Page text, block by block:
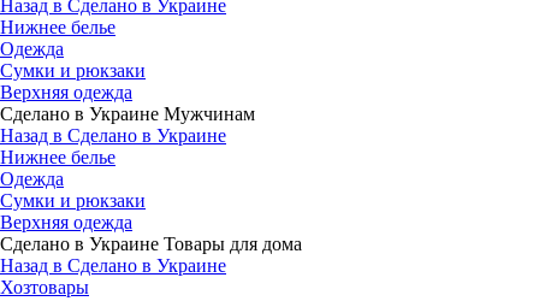
Назад в Сделано в Украине
Нижнее белье
Одежда
Сумки и рюкзаки
Верхняя одежда
Сделано в Украине Мужчинам
Назад в Сделано в Украине
Нижнее белье
Одежда
Сумки и рюкзаки
Верхняя одежда
Сделано в Украине Товары для дома
Назад в Сделано в Украине
Хозтовары